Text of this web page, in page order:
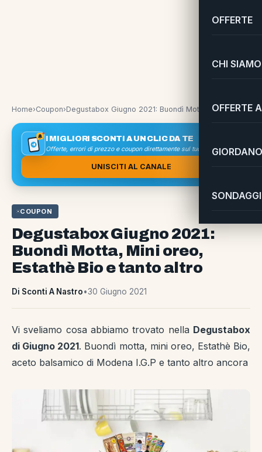
OFFERTE
CHI SIAMO
OFFERTE
Home›Coupon› Degustabox Giugno 2021: Buondì Motta, Mini oreo, Estathè Bio e tanto altro
I MIGLIORI SCONTI A UN CLIC DA TE
Offerte, errori di prezzo e coupon direttamente sul tuo smartphone
UNISCITI AL CANALE
COUPON
Degustabox Giugno 2021:
Buondì Motta, Mini oreo,
Estathè Bio e tanto altro
Di Sconti A Nastro•30 Giugno 2021
Vi sveliamo cosa abbiamo trovato nella Degustabox
di Giugno 2021. Buondì motta, mini oreo, Estathè Bio,
aceto balsamico di Modena I.G.P e tanto altro ancora